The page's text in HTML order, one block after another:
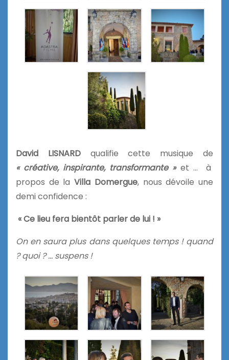
David LISNARDqualifie cette musique de
« créative, inspirante, transformante »et … à
propos de laVilla Domergue, nous dévoile une
demi confidence :
« Ce lieu fera bientôt parler de lui ! »
On en saura plus dans quelques temps ! quand
? quoi ? … suspens !